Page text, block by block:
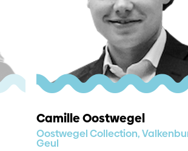
Camille Oostwegel
Oostwegel Collection,
Geul